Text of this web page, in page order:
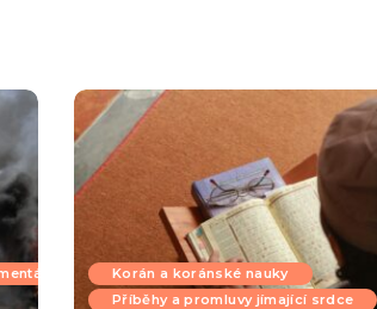
Korán a koránské nauky
Příběhy a promluvy jímající srdce